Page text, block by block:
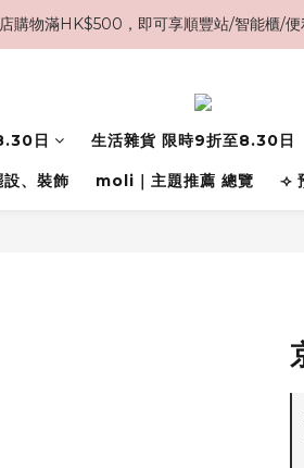
購物滿HK$500，即可享順豐站/智能櫃/便
日 生活雜貨 限時9折至8.30日
、裝飾 moli｜主題推薦 總覽 ⟢